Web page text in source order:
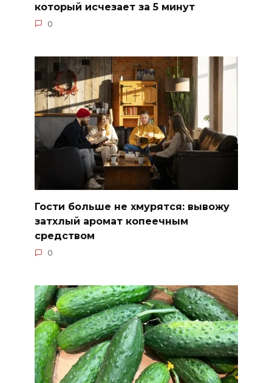
который исчезает за 5 минут
0
Гости больше не хмурятся: вывожу
затхлый аромат копеечным
средством
0